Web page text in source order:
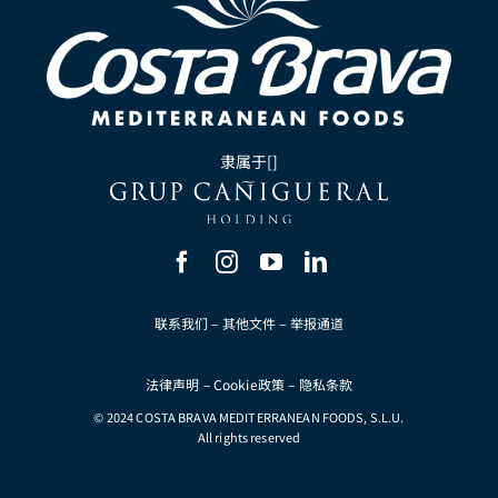
隶属于[]
联系我们 – 其他文件– 举报通道
法律声明 –Cookie政策– 隐私条款
© 2024 COSTA BRAVA MEDITERRANEAN FOODS, S.L.U.
All rights reserved